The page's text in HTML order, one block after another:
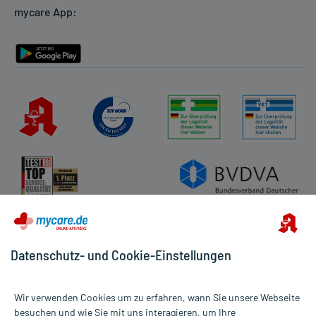
Rückgabe/Widerruf
mycare App:
Datenschutz- und Cookie-Einstellungen
Wir verwenden Cookies um zu erfahren, wann Sie unsere Webseite
besuchen und wie Sie mit uns interagieren, um Ihre